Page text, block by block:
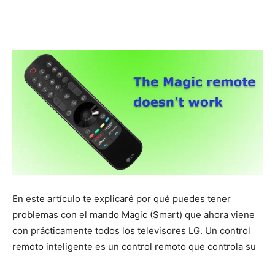
En este artículo te explicaré por qué puedes tener
problemas con el mando Magic (Smart) que ahora viene
con prácticamente todos los televisores LG. Un control
remoto inteligente es un control remoto que controla su